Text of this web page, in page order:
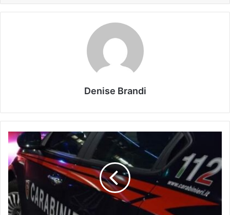
Denise Brandi